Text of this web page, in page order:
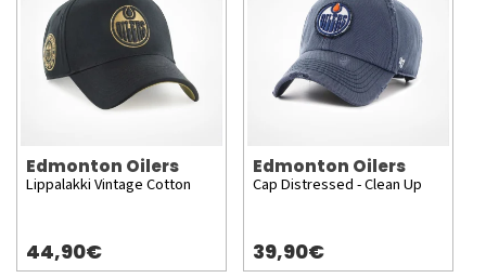
Edmonton Oilers
Lippalakki Vintage Cotton
44,90€
Edmonton Oilers
Cap Distressed - Clean Up
39,90€